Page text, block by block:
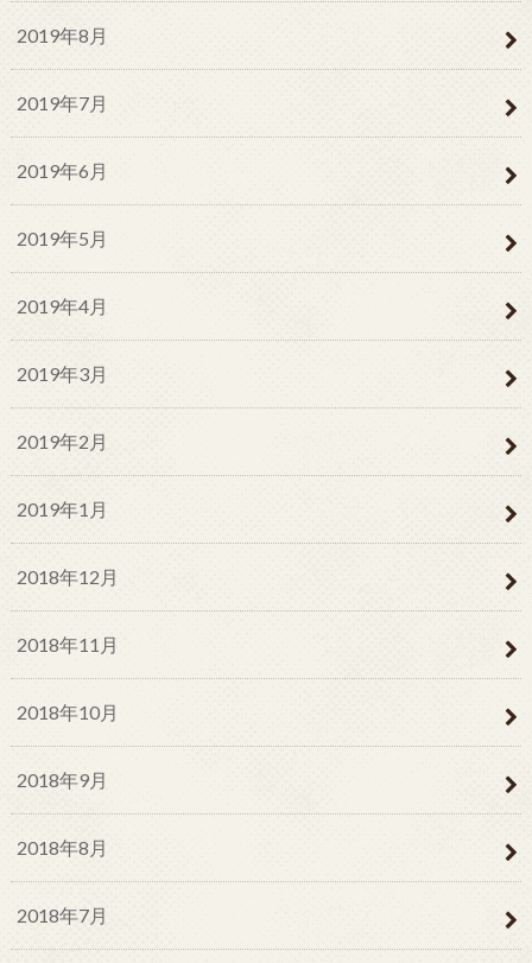
2019年8月
2019年7月
2019年6月
2019年5月
2019年4月
2019年3月
2019年2月
2019年1月
2018年12月
2018年11月
2018年10月
2018年9月
2018年8月
2018年7月